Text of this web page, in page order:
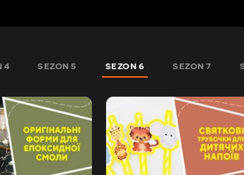
4 SEZON 5 SEZON 6 SEZON 7